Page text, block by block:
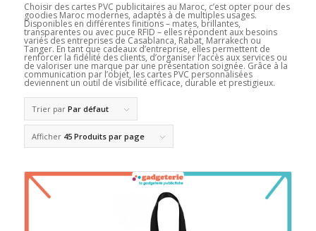
Choisir des cartes PVC publicitaires au Maroc, c’est opter pour des
goodies Maroc modernes, adaptés à de multiples usages.
Disponibles en différentes finitions – mates, brillantes,
transparentes ou avec puce RFID – elles répondent aux besoins
variés des entreprises de Casablanca, Rabat, Marrakech ou
Tanger. En tant que cadeaux d’entreprise, elles permettent de
renforcer la fidélité des clients, d’organiser l’accès aux services ou
de valoriser une marque par une présentation soignée. Grâce à la
communication par l’objet, les cartes PVC personnalisées
deviennent un outil de visibilité efficace, durable et prestigieux.
Trier par Par défaut
Afficher 45 Produits par page